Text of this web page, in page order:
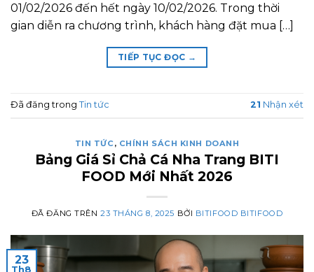
01/02/2026 đến hết ngày 10/02/2026. Trong thời
gian diễn ra chương trình, khách hàng đặt mua […]
TIẾP TỤC ĐỌC →
Đã đăng trong Tin tức 21 Nhận xét
TIN TỨC, CHÍNH SÁCH KINH DOANH
Bảng Giá Sỉ Chả Cá Nha Trang BITI
FOOD Mới Nhất 2026
ĐÃ ĐĂNG TRÊN 23 THÁNG 8, 2025 BỞI BITIFOOD BITIFOOD
23
Th8